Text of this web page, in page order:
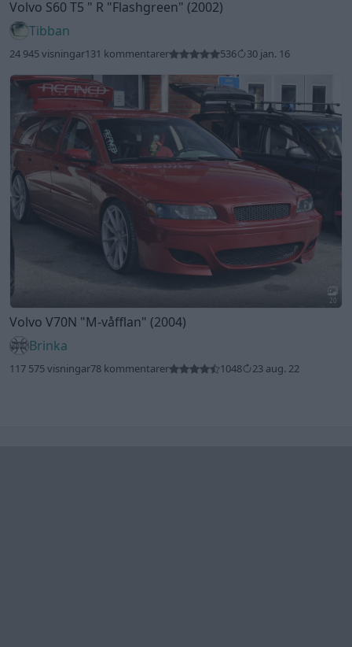
Volvo S60 T5 " R "Flashgreen" (2002)
Tibban
24 945 visningar131 kommentarer 536 30 jan. 16
20
Volvo V70N "M-våfflan" (2004)
Brinka
117 575 visningar78 kommentarer 1048 23 aug. 22